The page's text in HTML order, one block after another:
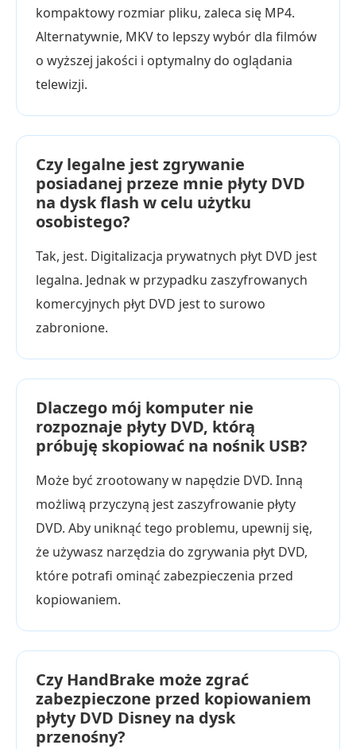
kompaktowy rozmiar pliku, zaleca się MP4.
Alternatywnie, MKV to lepszy wybór dla filmów
o wyższej jakości i optymalny do oglądania
telewizji.
Czy legalne jest zgrywanie
posiadanej przeze mnie płyty DVD
na dysk flash w celu użytku
osobistego?
Tak, jest. Digitalizacja prywatnych płyt DVD jest
legalna. Jednak w przypadku zaszyfrowanych
komercyjnych płyt DVD jest to surowo
zabronione.
Dlaczego mój komputer nie
rozpoznaje płyty DVD, którą
próbuję skopiować na nośnik USB?
Może być zrootowany w napędzie DVD. Inną
możliwą przyczyną jest zaszyfrowanie płyty
DVD. Aby uniknąć tego problemu, upewnij się,
że używasz narzędzia do zgrywania płyt DVD,
które potrafi ominąć zabezpieczenia przed
kopiowaniem.
Czy HandBrake może zgrać
zabezpieczone przed kopiowaniem
płyty DVD Disney na dysk
przenośny?